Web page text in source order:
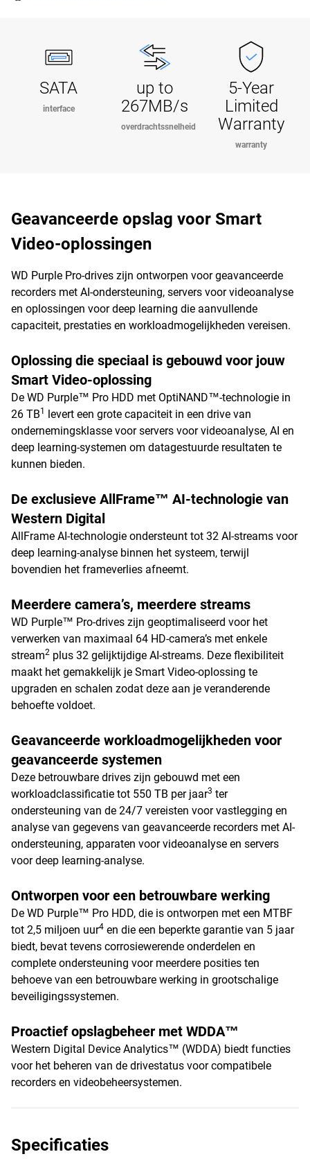
SATA
interface
up to
267MB/s
overdrachtssnelheid
5-Year
Limited
Warranty
warranty
Geavanceerde opslag voor Smart
Video-oplossingen
WD Purple Pro-drives zijn ontworpen voor geavanceerde
recorders met AI-ondersteuning, servers voor videoanalyse
en oplossingen voor deep learning die aanvullende
capaciteit, prestaties en workloadmogelijkheden vereisen.
Oplossing die speciaal is gebouwd voor jouw
Smart Video-oplossing
De WD Purple™ Pro HDD met OptiNAND™-technologie in
26 TB1
levert een grote capaciteit in een drive van
ondernemingsklasse voor servers voor videoanalyse, AI en
deep learning-systemen om datagestuurde resultaten te
kunnen bieden.
De exclusieve AllFrame™ AI-technologie van
Western Digital
AllFrame AI-technologie ondersteunt tot 32 AI-streams voor
deep learning-analyse binnen het systeem, terwijl
bovendien het frameverlies afneemt.
Meerdere camera’s, meerdere streams
WD Purple™ Pro-drives zijn geoptimaliseerd voor het
verwerken van maximaal 64 HD-camera’s met enkele
stream2 plus 32 gelijktijdige AI-streams. Deze flexibiliteit
maakt het gemakkelijk je Smart Video-oplossing te
upgraden en schalen zodat deze aan je veranderende
behoefte voldoet.
Geavanceerde workloadmogelijkheden voor
geavanceerde systemen
Deze betrouwbare drives zijn gebouwd met een
workloadclassificatie tot 550 TB per jaar3 ter
ondersteuning van de 24/7 vereisten voor vastlegging en
analyse van gegevens van geavanceerde recorders met AI-
ondersteuning, apparaten voor videoanalyse en servers
voor deep learning-analyse.
Ontworpen voor een betrouwbare werking
De WD Purple™ Pro HDD, die is ontworpen met een MTBF
tot 2,5 miljoen uur4 en die een beperkte garantie van 5 jaar
biedt, bevat tevens corrosiewerende onderdelen en
complete ondersteuning voor meerdere posities ten
behoeve van een betrouwbare werking in grootschalige
beveiligingssystemen.
Proactief opslagbeheer met WDDA™
Western Digital Device Analytics™ (WDDA) biedt functies
voor het beheren van de drivestatus voor compatibele
recorders en videobeheersystemen.
Specificaties